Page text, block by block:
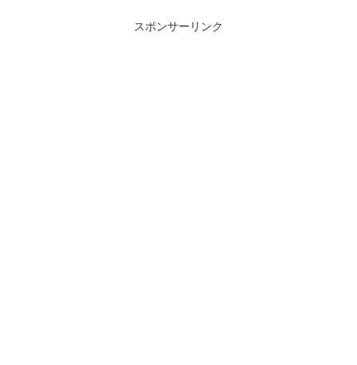
スポンサーリンク